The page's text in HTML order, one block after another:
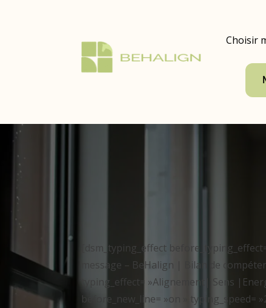
Choisir
[dsm_typing_effect
message – BeHalign | Bilan de
typing_effect= »Alignement| Sens
before_new_line= »on » typing_speed=